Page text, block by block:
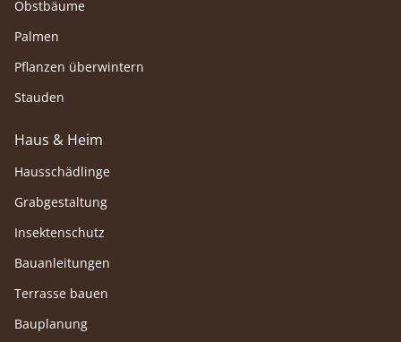
Obstbäume
Palmen
Pflanzen überwintern
Stauden
Haus & Heim
Hausschädlinge
Grabgestaltung
Insektenschutz
Bauanleitungen
Terrasse bauen
Bauplanung